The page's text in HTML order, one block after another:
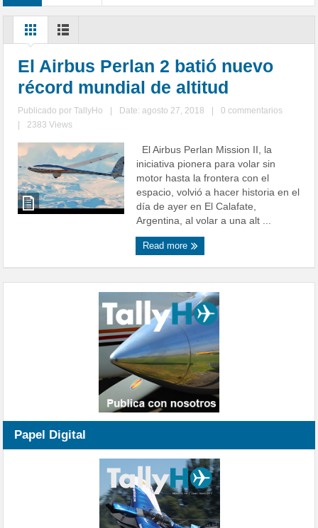
El Airbus Perlan 2 batió nuevo
récord mundial de altitud
Publicado porTallyHo Date: agosto 27, 2018
0 commentarios
2383 Views
El Airbus Perlan Mission II, la
iniciativa pionera para volar sin
motor hasta la frontera con el
espacio, volvió a hacer historia en el
día de ayer en El Calafate,
Argentina, al volar a una alt ...
Read more
Papel Digital